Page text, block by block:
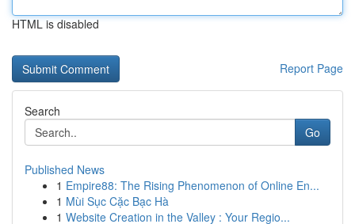
HTML is disabled
Report Page
Search
Go
Published News
1 Empire88: The Rising Phenomenon of Online En...
1 Mùi Sục Cặc Bạc Hà
1 Website Creation in the Valley : Your Regio...